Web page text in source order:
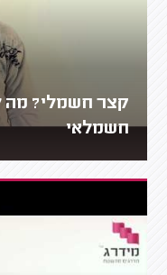
קצר חשמלי? מה
חשמלאי